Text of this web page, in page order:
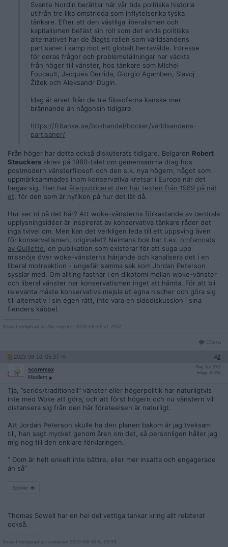
Svante Nordin berättar här vår tids politiska historia
utifrån tre lika omstridda som inflytelserika tyska
tänkare. Efter att den västliga liberalismen och
kapitalismen befäst sin roll som det enda politiska
alternativet har de ålagts rollen som världsandens
partisaner i kamp mot ett globalt herravälde. Intresse
för deras frågor och problemställningar har väckts
från höger till vänster, hos tänkare som Michel
Foucault, Jacques Derrida, Giorgio Agamben, Slavoj
Žižek och Aleksandr Dugin.
Idag är arvet från de tre filosoferna kanske mer
brännande än någonsin tidigare.
https://fritanke.se/bokhandel/bocker/varldsandens-
partisaner/
Från höger har detta också diskuterats tidigare. Belgaren Robert
Steuckers skrev på 1980-talet om gemensamma drag hos
postmodern vänsterfilosofi och den s.k. nya högern, något som
uppmärksammades inom konservativa kretsar i Europa när det
begav sig. Han har återpublicerat den här texten från 1989 på nät
et , för den som är nyfiken på hur det lät då.
Hur ser ni på det här? Att woke-vänsterns förkastande av centrala
upplysningsidéer är inspirerat av konservativa tänkare råder det
inga tvivel om. Men kan det verkligen leda till ett uppsving även
för konservatismen, originalet? Neimans bok har t.ex. omfamnats
av Quillette , en publikation som existerar för att suga upp
missnöje över woke-vänsterns härjande och kanalisera det i en
liberal motreaktion - ungefär samma sak som Jordan Peterson
sysslar med. Om allting fastnar i en dikotomi mellan woke-vänster
och liberal vänster har konservatismen inget att hämta. För att bli
relevanta måste konservativa mejsla ut egna nischer och göra sig
till alternativ i sin egen rätt, inte vara en sidodiskussion i sina
fienders käbbel.
Senast redigerad av Nix-registret 2023-08-09 kl. 21:57.
Citera
2023-08-10, 05:37 #2
scoremax
Medlem
Reg: Jun 2003
Inlägg: 25 298
Tja, ”seriös/traditionell” vänster eller högerpolitik har naturligtvis
inte med Woke att göra, och att först högern och nu vänstern vill
distansera sig från den här företeelsen är naturligt.
Att Jordan Peterson skulle ha den planen bakom är jag tveksam
till, han sagt mycket genom åren om det, så personligen håller jag
mig nog till den enklare förklaringen.
” Dom är helt enkelt inte bättre, eller mer insatta och engagerade
än så”
Spoiler
Thomas Sowell har en hel del vettiga tankar kring allt relaterat
också.
Senast redigerad av scoremax 2023-08-10 kl. 05:39.